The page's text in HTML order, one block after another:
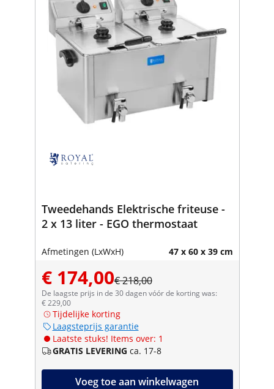
Tweedehands Elektrische friteuse -
2 x 13 liter - EGO thermostaat
Afmetingen (LxWxH) 47 x 60 x 39 cm
€ 174,00€ 218,00
De laagste prijs in de 30 dagen vóór de korting was:
€ 229,00
Tijdelijke korting
Laagsteprijs garantie
Laatste stuks! Items over: 1
GRATIS LEVERING ca. 17-8
Voeg toe aan winkelwagen